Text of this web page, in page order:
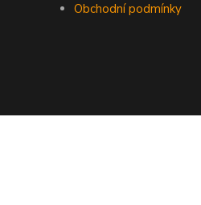
Obchodní podmínky